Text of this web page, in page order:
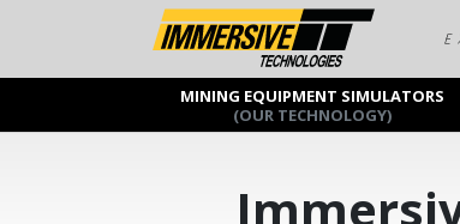
MINING EQUIPMENT SIMULATORS
(OUR TECHNOLOGY)